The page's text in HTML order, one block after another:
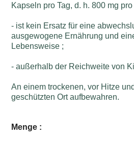
Kapseln pro Tag, d. h. 800 mg pro
- ist kein Ersatz für eine
ausgewogene Ernährung und
Lebensweise ;
- außerhalb der Reichweite von
An einem trockenen, vor Hitze
geschützten Ort aufbewahren.
Menge :